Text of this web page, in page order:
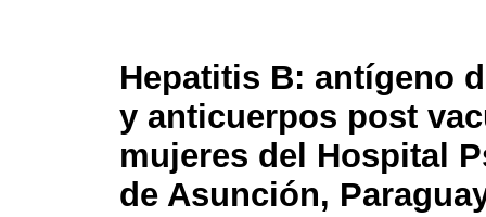
Hepatitis B: antígeno
y anticuerpos post
mujeres del Hospital
de Asunción,